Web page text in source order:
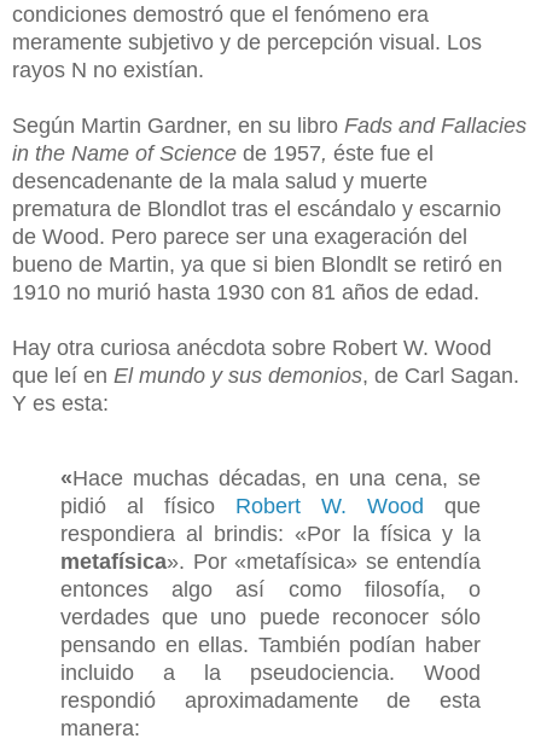
condiciones demostró que el fenómeno era
meramente subjetivo y de percepción visual. Los
rayos N no existían.
Según Martin Gardner, en su libro Fads and Fallacies
in the Name of Science de 1957, éste fue el
desencadenante de la mala salud y muerte
prematura de Blondlot tras el escándalo y escarnio
de Wood. Pero parece ser una exageración del
bueno de Martin, ya que si bien Blondlt se retiró en
1910 no murió hasta 1930 con 81 años de edad.
Hay otra curiosa anécdota sobre Robert W. Wood
que leí en El mundo y sus demonios, de Carl Sagan.
Y es esta:
«Hace muchas décadas, en una cena, se
pidió al físico Robert W. Wood que
respondiera al brindis: «Por la física y la
metafísica». Por «metafísica» se entendía
entonces algo así como filosofía, o
verdades que uno puede reconocer sólo
pensando en ellas. También podían haber
incluido a la pseudociencia. Wood
respondió aproximadamente de esta
manera: